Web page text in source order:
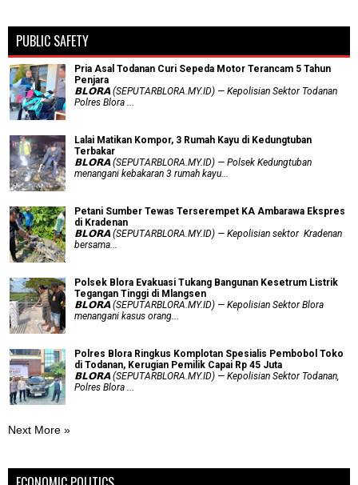
PUBLIC SAFETY
Pria Asal Todanan Curi Sepeda Motor Terancam 5 Tahun
Penjara
𝗕𝗟𝗢𝗥𝗔 (SEPUTARBLORA.MY.ID) — Kepolisian Sektor Todanan
Polres Blora ...
Lalai Matikan Kompor, 3 Rumah Kayu di Kedungtuban
Terbakar
𝗕𝗟𝗢𝗥𝗔 (SEPUTARBLORA.MY.ID) — Polsek Kedungtuban
menangani kebakaran 3 rumah kayu...
Petani Sumber Tewas Terserempet KA Ambarawa Ekspres
di Kradenan
𝗕𝗟𝗢𝗥𝗔 (SEPUTARBLORA.MY.ID) — Kepolisian sektor Kradenan
bersama...
Polsek Blora Evakuasi Tukang Bangunan Kesetrum Listrik
Tegangan Tinggi di Mlangsen
𝗕𝗟𝗢𝗥𝗔 (SEPUTARBLORA.MY.ID) — Kepolisian Sektor Blora
menangani kasus orang...
Polres Blora Ringkus Komplotan Spesialis Pembobol Toko
di Todanan, Kerugian Pemilik Capai Rp 45 Juta
𝗕𝗟𝗢𝗥𝗔 (SEPUTARBLORA.MY.ID) — Kepolisian Sektor Todanan,
Polres Blora ...
Next More »